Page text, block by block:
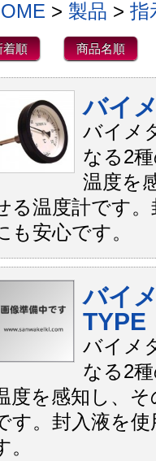
> 製品 > 指
着順 商品名順
バイ
バイメ
なる2
温度を
る温度計です
も安心です。
バイ
TYPE
バイメ
なる2
度を感知し、
す。封入液を
。